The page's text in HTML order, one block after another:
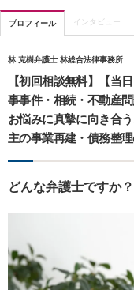
プロフィール インタビュー
林 克樹弁護士 林総合法律事務所
【初回相談無料】【当
事事件・相続・不動産
お悩みに真摯に向き合
主の事業再建・債務整
どんな弁護士ですか？